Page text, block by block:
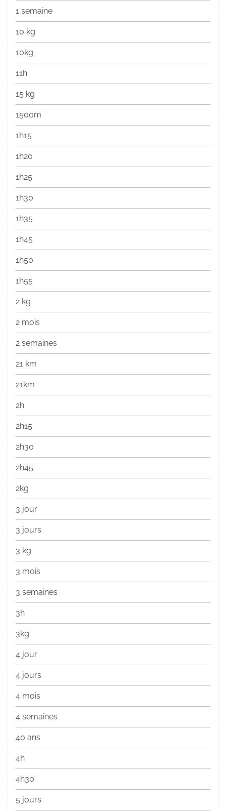
1 semaine
10 kg
10kg
11h
15 kg
1500m
1h15
1h20
1h25
1h30
1h35
1h45
1h50
1h55
2 kg
2 mois
2 semaines
21 km
21km
2h
2h15
2h30
2h45
2kg
3 jour
3 jours
3 kg
3 mois
3 semaines
3h
3kg
4 jour
4 jours
4 mois
4 semaines
40 ans
4h
4h30
5 jours